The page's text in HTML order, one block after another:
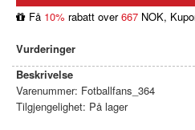
Få 10% rabatt over667 NOK,
Vurderinger
Beskrivelse
Varenummer: Fotballfans_364
Tilgjengelighet: På lager